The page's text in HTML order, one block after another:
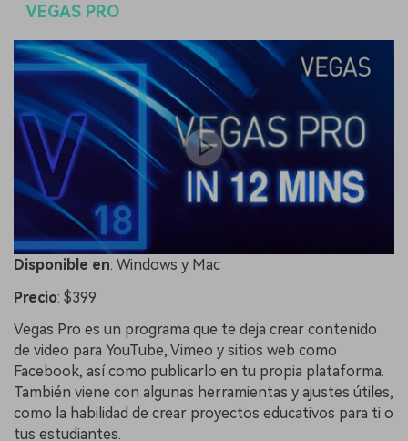
VEGAS PRO
Disponible en: Windows y Mac
Precio: $399
Vegas Pro es un programa que te deja crear contenido
de video para YouTube, Vimeo y sitios web como
Facebook, así como publicarlo en tu propia plataforma.
También viene con algunas herramientas y ajustes útiles,
como la habilidad de crear proyectos educativos para ti o
tus estudiantes.